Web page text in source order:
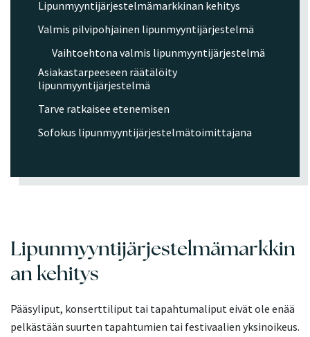
Lipunmyyntijärjestelmämarkkin
an kehitys
Pääsyliput, konserttiliput tai tapahtumaliput eivät ole enää
pelkästään suurten tapahtumien tai festivaalien yksinoikeus.
Lipunmyyntijärjestelmämarkkinan kehitys
Valmis pilvipohjainen lipunmyyntijärjestelmä
Vaihtoehtona valmis lipunmyyntijärjestelmä
Asiakastarpeeseen räätälöity
lipunmyyntijärjestelmä
Tarve ratkaisee etenemisen
Sofokus lipunmyyntijärjestelmätoimittajana